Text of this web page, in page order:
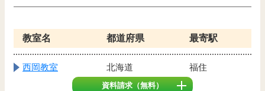
教室名 都道府県 最寄駅
西岡教室 北海道 福住
資料請求（無料）